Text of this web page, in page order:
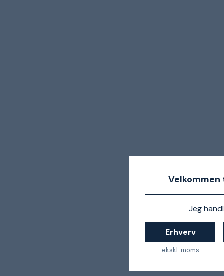
Jeg
Erhverv
ekskl. moms